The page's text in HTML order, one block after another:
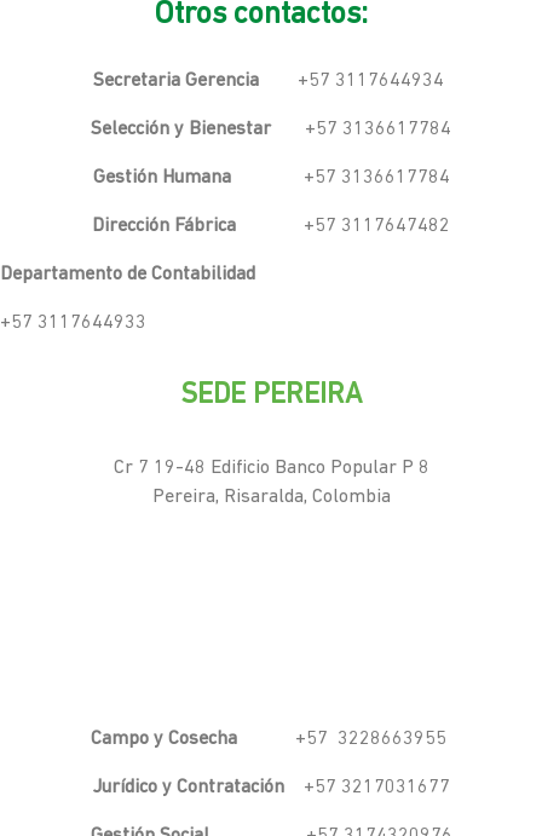
Otros contactos:
Secretaria Gerencia +57 3117644934
Selección y Bienestar+57 3136617784
Gestión Humana+57 3136617784
Dirección Fábrica +57 3117647482
Departamento de Contabilidad
+57 3117644933
SEDE PEREIRA
Cr 7 19-48 Edificio Banco Popular P 8
Pereira, Risaralda, Colombia
Campo y Cosecha +57 3228663955
Jurídico y Contratación +57 3217031677